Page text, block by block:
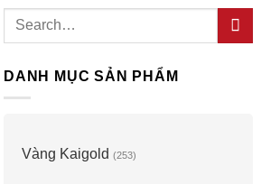
Search
DANH MỤC SẢN PHẨM
Vàng Kaigold (253)